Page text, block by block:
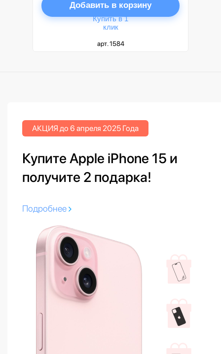
Добавить в корзину
Купить в 1
клик
арт. 1584
АКЦИЯ до 6 апреля 2025 Года
Купите Apple iPhone 15 и
получите 2 подарка!
Подробнее